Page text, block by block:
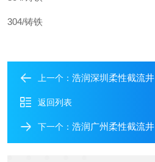
304/铸铁
上一个： 浩润深圳柔性截流井
返回列表
下一个： 浩润广州柔性截流井